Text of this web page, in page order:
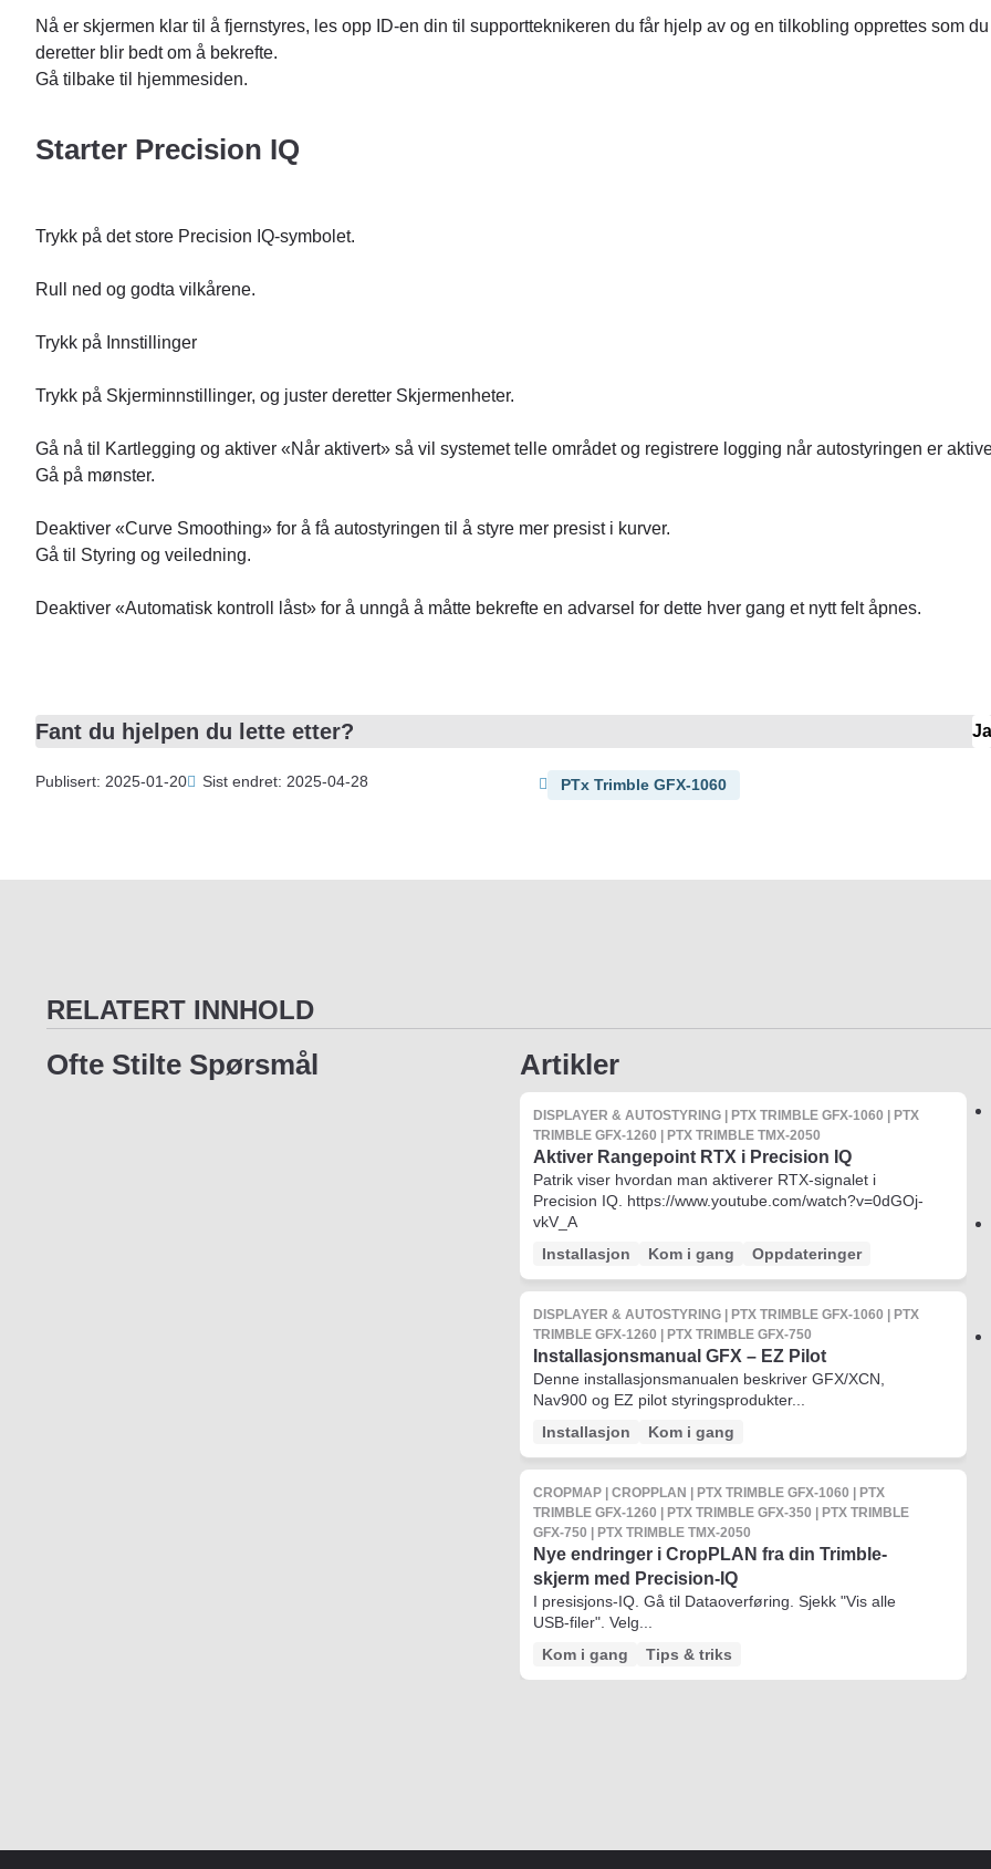
Nå er skjermen klar til å fjernstyres, les opp ID-en din til supportteknikeren du får hjelp av og en tilkobling opprettes som du
deretter blir bedt om å bekrefte.
Gå tilbake til hjemmesiden.
Starter Precision IQ
Trykk på det store Precision IQ-symbolet.
Rull ned og godta vilkårene.
Trykk på Innstillinger
Trykk på Skjerminnstillinger, og juster deretter Skjermenheter.
Gå nå til Kartlegging og aktiver «Når aktivert» så vil systemet telle området og registrere logging når autostyringen er
Gå på mønster.
Deaktiver «Curve Smoothing» for å få autostyringen til å styre mer presist i kurver.
Gå til Styring og veiledning.
Deaktiver «Automatisk kontroll låst» for å unngå å måtte bekrefte en advarsel for dette hver gang et nytt felt åpnes.
Fant du hjelpen du lette etter? Ja
Publisert: 2025-01-20 Sist endret: 2025-04-28 PTx Trimble GFX-1060
RELATERT INNHOLD
Ofte Stilte Spørsmål Artikler
DISPLAYER & AUTOSTYRING | PTX TRIMBLE GFX-1060 | PTX
TRIMBLE GFX-1260 | PTX TRIMBLE TMX-2050
Aktiver Rangepoint RTX i Precision IQ
Patrik viser hvordan man aktiverer RTX-signalet i
Precision IQ. https://www.youtube.com/watch?v=0dGOj-
vkV_A
Installasjon
Kom i gang Oppdateringer
DISPLAYER & AUTOSTYRING | PTX TRIMBLE GFX-1060 | PTX
TRIMBLE GFX-1260 | PTX TRIMBLE GFX-750
Installasjonsmanual GFX – EZ Pilot
Denne installasjonsmanualen beskriver GFX/XCN,
Nav900 og EZ pilot styringsprodukter...
Installasjon
Kom i gang
CROPMAP | CROPPLAN | PTX TRIMBLE GFX-1060 | PTX
TRIMBLE GFX-1260 | PTX TRIMBLE GFX-350 | PTX TRIMBLE
GFX-750 | PTX TRIMBLE TMX-2050
Nye endringer i CropPLAN fra din Trimble-
skjerm med Precision-IQ
I presisjons-IQ. Gå til Dataoverføring. Sjekk "Vis alle
USB-filer". Velg...
Kom i gang
Tips & triks